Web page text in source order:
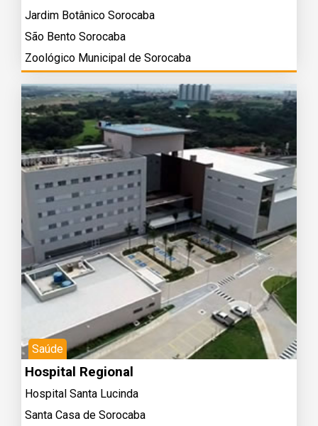
Jardim Botânico Sorocaba
São Bento Sorocaba
Zoológico Municipal de Sorocaba
Saúde
Hospital Regional
Hospital Santa Lucinda
Santa Casa de Sorocaba